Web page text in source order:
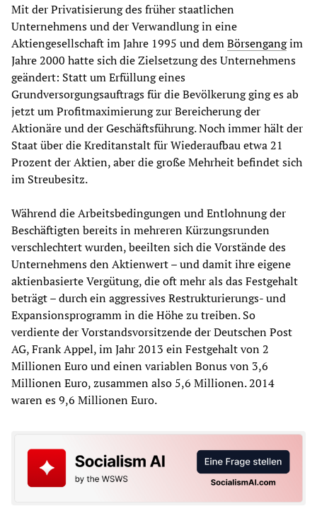
Mit der Privatisierung des früher staatlichen
Unternehmens und der Verwandlung in eine
Aktiengesellschaft im Jahre 1995 und demBörsengangim
Jahre 2000 hatte sich die Zielsetzung des Unternehmens
geändert: Statt um Erfüllung eines
Grundversorgungsauftrags für die Bevölkerung ging es ab
jetzt um Profitmaximierung zur Bereicherung der
Aktionäre und der Geschäftsführung. Noch immer hält der
Staat über die Kreditanstalt für Wiederaufbau etwa 21
Prozent der Aktien, aber die große Mehrheit befindet sich
im Streubesitz.
Während die Arbeitsbedingungen und Entlohnung der
Beschäftigten bereits in mehreren Kürzungsrunden
verschlechtert wurden, beeilten sich die Vorstände des
Unternehmens den Aktienwert – und damit ihre eigene
aktienbasierte Vergütung, die oft mehr als das Festgehalt
beträgt – durch ein aggressives Restrukturierungs- und
Expansionsprogramm in die Höhe zu treiben. So
verdiente der Vorstandsvorsitzende der Deutschen Post
AG, Frank Appel, im Jahr 2013 ein Festgehalt von 2
Millionen Euro und einen variablen Bonus von 3,6
Millionen Euro, zusammen also 5,6 Millionen. 2014
waren es 9,6 Millionen Euro.